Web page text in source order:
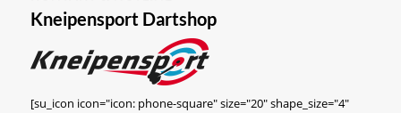
Kneipensport Dartshop
[su_icon icon="icon: phone-square" size="20" shape_size="4"